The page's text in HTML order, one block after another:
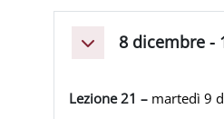
Minimizza8 dicembre -
Lezione 21 – martedì 9